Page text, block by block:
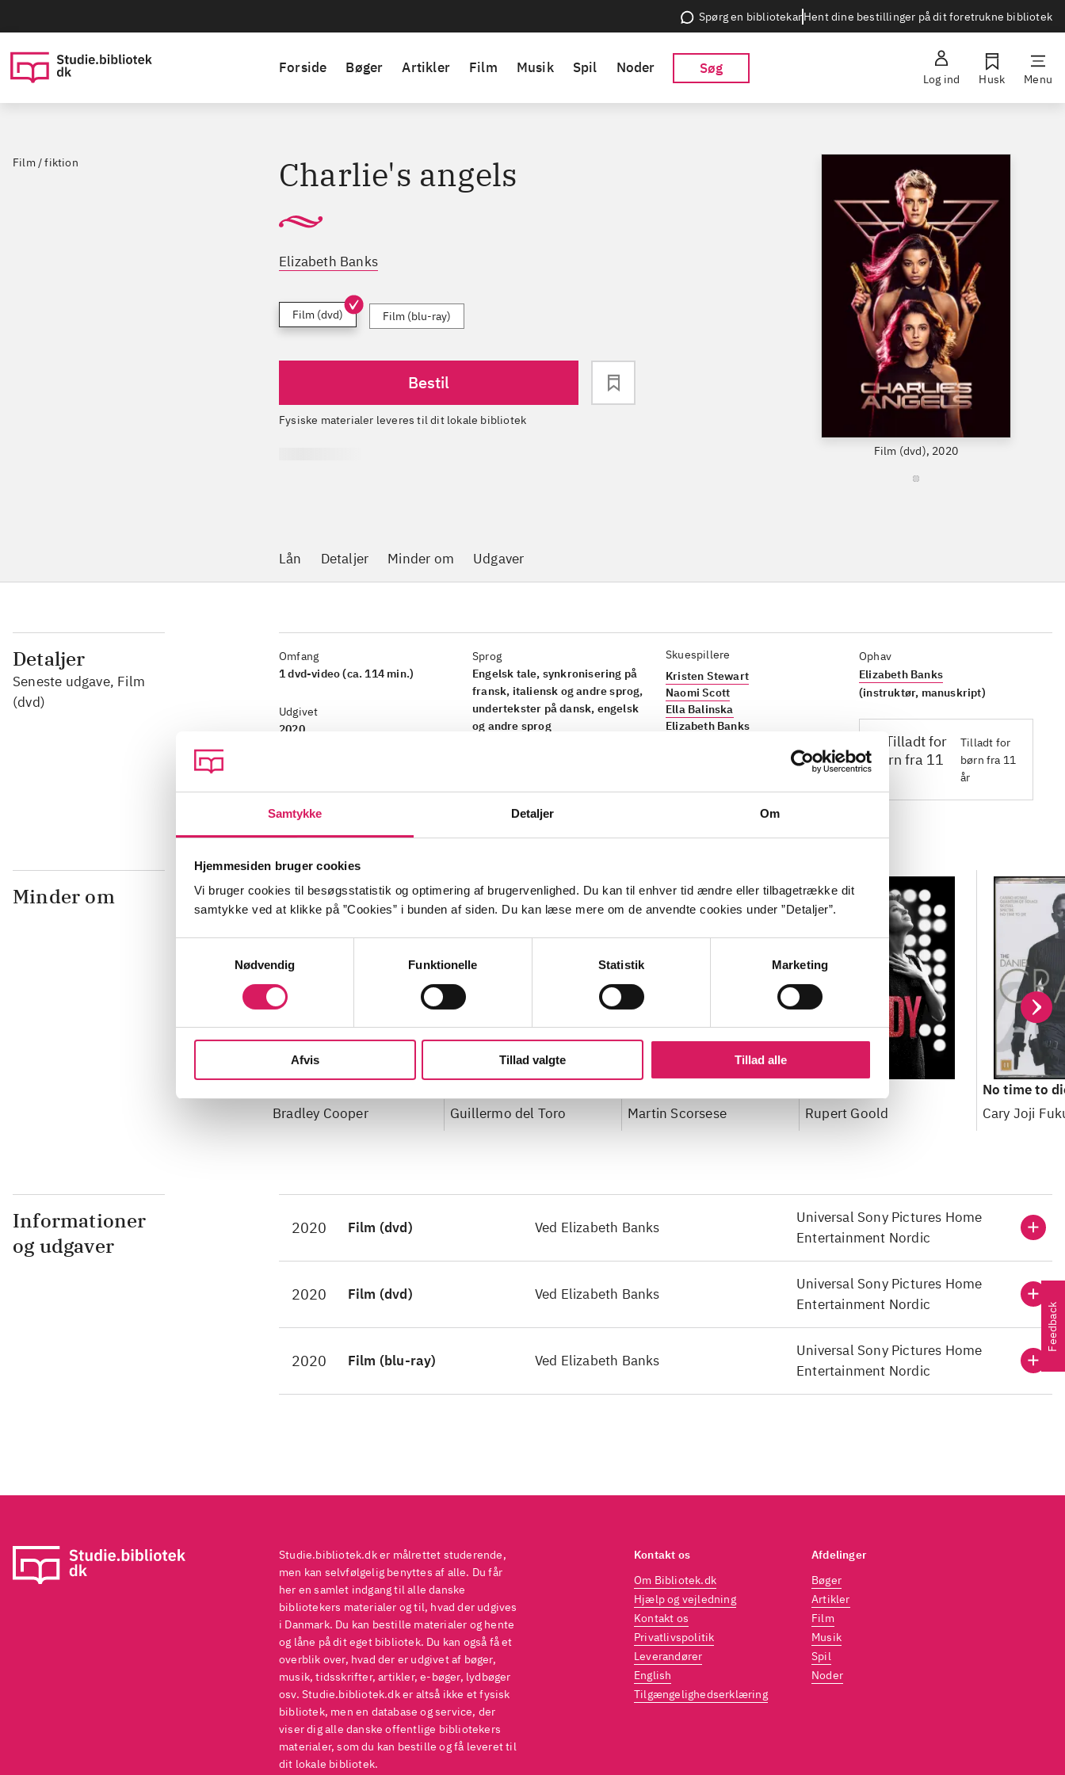
Samtykke Detaljer Om
Hjemmesiden bruger cookies
Vi bruger cookies til besøgsstatistik og optimering af brugervenlighed. Du kan til enhver tid ændre eller tilbagetrække dit
samtykke ved at klikke på ”Cookies” i bunden af siden. Du kan læse mere om de anvendte cookies under ”Detaljer”.
Nødvendig
Funktionelle Statistik Marketing
Afvis Tillad valgte Tillad alle
Spørg en bibliotekarHent dine bestillinger på dit foretrukne bibliotek
Forside Bøger Artikler Film Musik Spil Noder Søg
Log ind Husk Menu
Film / fiktion
Film (dvd), 2020
Charlie's angels
Elizabeth Banks
Film (dvd) Film (blu-ray)
Bestil
Fysiske materialer leveres til dit lokale bibliotek
Lån Detaljer Minder om Udgaver
Detaljer
Seneste udgave, Film
(dvd)
Omfang
1 dvd-video (ca. 114 min.)
Udgivet
2020
Sprog
Engelsk tale, synkronisering på
fransk, italiensk og andre sprog,
undertekster på dansk, engelsk
og andre sprog
Skuespillere
Kristen Stewart
Naomi Scott
Ella Balinska
Elizabeth Banks
Ophav
Elizabeth Banks
(instruktør, manuskript)
Tilladt for
børn fra 11
år
Minder om
Bradley Cooper
Guillermo del Toro
Martin Scorsese
Rupert Goold
No time to
Cary Joji
Informationer
og udgaver
2020 Film (dvd) Ved Elizabeth Banks
Universal Sony Pictures Home
Entertainment Nordic
2020 Film (dvd) Ved Elizabeth Banks
Universal Sony Pictures Home
Entertainment Nordic
2020 Film (blu-ray) Ved Elizabeth Banks
Universal Sony Pictures Home
Entertainment Nordic
Feedback
Studie.bibliotek.dk er målrettet studerende,
men kan selvfølgelig benyttes af alle. Du får
her en samlet indgang til alle danske
bibliotekers materialer og til, hvad der udgives
i Danmark. Du kan bestille materialer og hente
og låne på dit eget bibliotek. Du kan også få et
overblik over, hvad der er udgivet af bøger,
musik, tidsskrifter, artikler, e-bøger, lydbøger
osv. Studie.bibliotek.dk er altså ikke et fysisk
bibliotek, men en database og service, der
viser dig alle danske offentlige bibliotekers
materialer, som du kan bestille og få leveret til
dit lokale bibliotek.
Kontakt os
Om Bibliotek.dk
Hjælp og vejledning
Kontakt os
Privatlivspolitik
Leverandører
English
Tilgængelighedserklæring
Afdelinger
Bøger
Artikler
Film
Musik
Spil
Noder